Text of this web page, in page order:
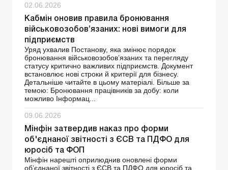
02.06.2026
Кабмін оновив правила бронювання
військовозобов’язаних: нові вимоги для
підприємств
Уряд ухвалив Постанову, яка змінює порядок
бронювання військовозобов’язаних та перегляду
статусу критично важливих підприємств. Документ
встановлює нові строки й критерії для бізнесу.
Детальніше читайте в цьому матеріалі. Більше за
темою: Бронювання працівників за добу: коли
можливо Інформац...
09.06.2026
Мінфін затвердив наказ про форми
об'єднаної звітності з ЄСВ та ПДФО для
юросіб та ФОП
Мінфін нарешті оприлюднив оновлені форми
об’єднаної звітності з ЄСВ та ПДФО для юросіб та